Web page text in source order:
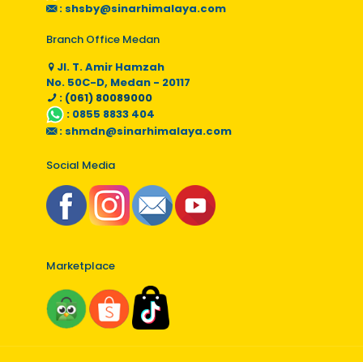
: shsby@sinarhimalaya.com
Branch Office Medan
Jl. T. Amir Hamzah
No. 50C-D, Medan - 20117
: (061) 80089000
: 0855 8833 404
: shmdn@sinarhimalaya.com
Social Media
Marketplace